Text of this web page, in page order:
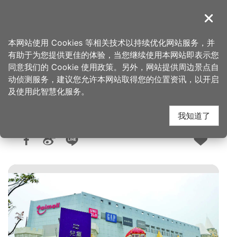
導覽
首页 > 购好物 > 购物快搜
台茂购物中心
人气：2.7万
关闭
本网站使用 Cookies 等相关技术以持续优化网站服务，并
有助于为您提供更佳的体验，当您继续使用本网站即表示您
同意我们的 Cookie 使用政策。另外，网站提供周边景点自
动侦测服务，建议您允许本网站取得您的位置资讯，以开启
及使用此智慧化服务。
我知道了